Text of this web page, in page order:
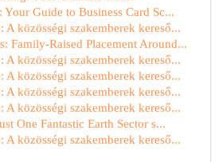
Your Guide to Business Card Sc...
A közösségi szakemberek kereső...
Family-Raised Placement Around...
A közösségi szakemberek kereső...
A közösségi szakemberek kereső...
A közösségi szakemberek kereső...
A közösségi szakemberek kereső...
One Fantastic Earth Sector s...
A közösségi szakemberek kereső...